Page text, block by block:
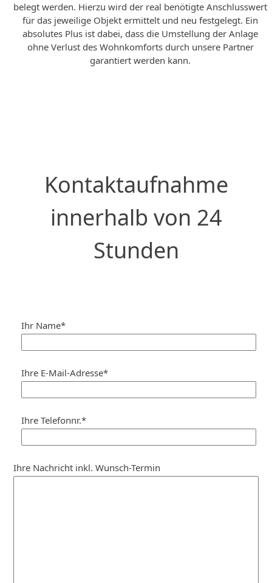
belegt werden. Hierzu wird der real benötigte Anschlusswert
für das jeweilige Objekt ermittelt und neu festgelegt. Ein
absolutes Plus ist dabei, dass die Umstellung der Anlage
ohne Verlust des Wohnkomforts durch unsere Partner
garantiert werden kann.
Kontaktaufnahme
innerhalb von 24
Stunden
Ihr Name*
Ihre E-Mail-Adresse*
Ihre Telefonnr.*
Ihre Nachricht inkl. Wunsch-Termin